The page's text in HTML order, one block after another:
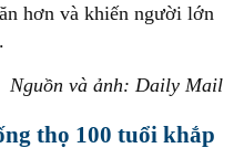
hơn và khiến người lớn
Nguồn và ảnh: Daily Mail
thọ 100 tuổi khắp